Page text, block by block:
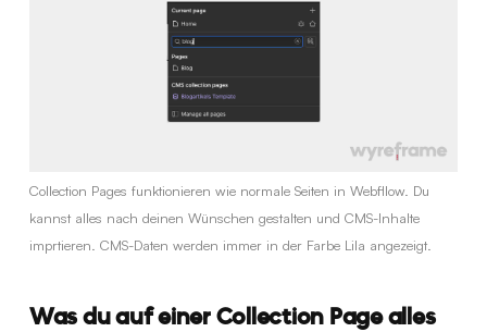
Collection Pages funktionieren wie normale Seiten in Webfllow. Du
kannst alles nach deinen Wünschen gestalten und CMS-Inhalte
imprtieren. CMS-Daten werden immer in der Farbe Lila angezeigt.
Was du auf einer Collection Page alles